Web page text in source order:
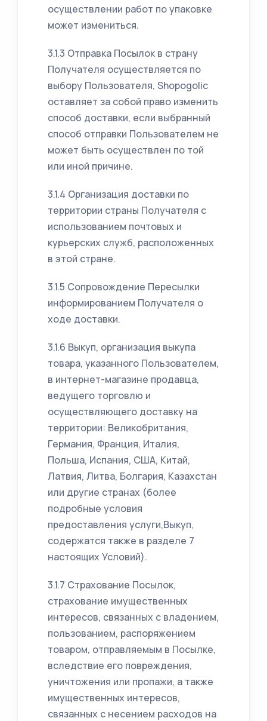
осуществлении работ по упаковке
может измениться.
3.1.3 Отправка Посылок в страну
Получателя осуществляется по
выбору Пользователя, Shopogolic
оставляет за собой право изменить
способ доставки, если выбранный
способ отправки Пользователем не
может быть осуществлен по той
или иной причине.
3.1.4 Организация доставки по
территории страны Получателя с
использованием почтовых и
курьерских служб, расположенных
в этой стране.
3.1.5 Сопровождение Пересылки
информированием Получателя о
ходе доставки.
3.1.6 Выкуп, организация выкупа
товара, указанного Пользователем,
в интернет-магазине продавца,
ведущего торговлю и
осуществляющего доставку на
территории: Великобритания,
Германия, Франция, Италия,
Польша, Испания, США, Китай,
Латвия, Литва, Болгария, Казахстан
или другие странах (более
подробные условия
предоставления услуги,Выкуп,
содержатся также в разделе 7
настоящих Условий).
3.1.7 Страхование Посылок,
страхование имущественных
интересов, связанных с владением,
пользованием, распоряжением
товаром, отправляемым в Посылке,
вследствие его повреждения,
уничтожения или пропажи, а также
имущественных интересов,
связанных с несением расходов на